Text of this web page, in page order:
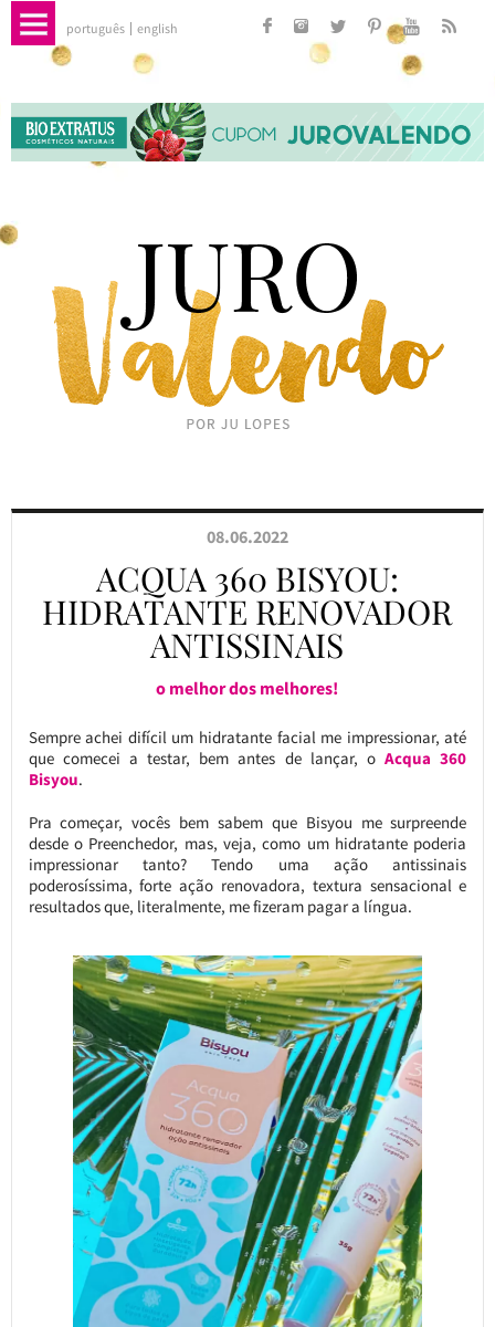
português english
08.06.2022
ACQUA 360 BISYOU:
HIDRATANTE RENOVADOR
ANTISSINAIS
o melhor dos melhores!
Sempre achei difícil um hidratante facial me impressionar, até
que comecei a testar, bem antes de lançar, oAcqua 360
Bisyou.
Pra começar, vocês bem sabem que Bisyou me surpreende
desde o Preenchedor, mas, veja, como um hidratante poderia
impressionar tanto? Tendo uma ação antissinais
poderosíssima, forte ação renovadora, textura sensacional e
resultados que, literalmente, me fizeram pagar a língua.